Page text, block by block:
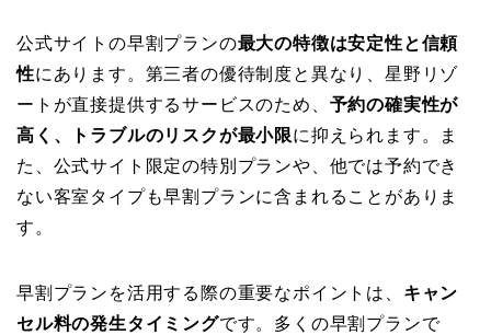
公式サイトの早割プランの最大の特徴は安定性と信頼
性にあります。第三者の優待制度と異なり、星野リゾ
ートが直接提供するサービスのため、 予約の確実性が
高く、トラブルのリスクが最小限に抑えられます。ま
た、公式サイト限定の特別プランや、他では予約でき
ない客室タイプも早割プランに含まれることがありま
す。
早割プランを活用する際の重要なポイントは、 キャン
セル料の発生タイミングです。多くの早割プランで